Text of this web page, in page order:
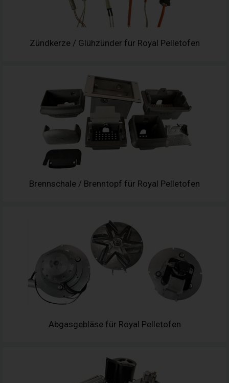
Zündkerze / Glühzünder für Royal Pelletofen
Brennschale / Brenntopf für Royal Pelletofen
Abgasgebläse für Royal Pelletofen